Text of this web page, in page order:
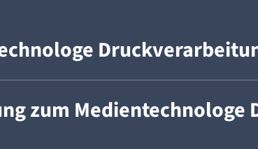
zum Medientechnologe